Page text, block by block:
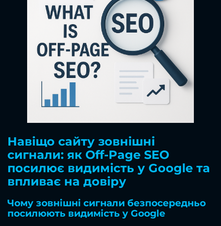
Навіщо сайту зовнішні
сигнали: як Off-Page SEO
посилює видимість у Google та
впливає на довіру
Чому зовнішні сигнали безпосередньо
посилюють видимість у Google